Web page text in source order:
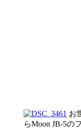
お
らMoon JB-5の